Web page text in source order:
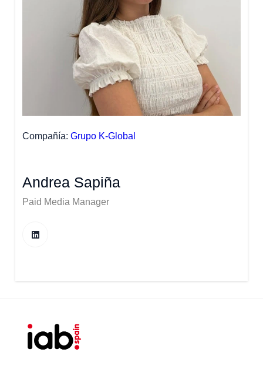
Compañía Grupo K-Global
Andrea Sapiña
Paid Media Manager